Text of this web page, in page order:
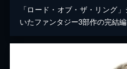
「ロード・オブ・ザ・リング
いたファンタジー3部作の完結編